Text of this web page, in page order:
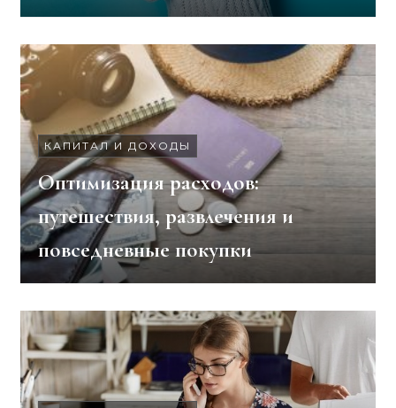
КАПИТАЛ И ДОХОДЫ
Оптимизация расходов:
путешествия, развлечения и
повседневные покупки